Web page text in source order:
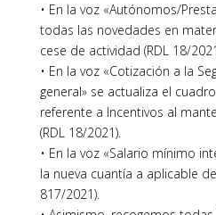
• En la voz «Autónomos/
todas las novedades en
cese de actividad (RDL 18/
• En la voz «Cotización a la
general» se actualiza el
referente a Incentivos al
(RDL 18/2021).
• En la voz «Salario mínimo
la nueva cuantía a aplicable
817/2021).